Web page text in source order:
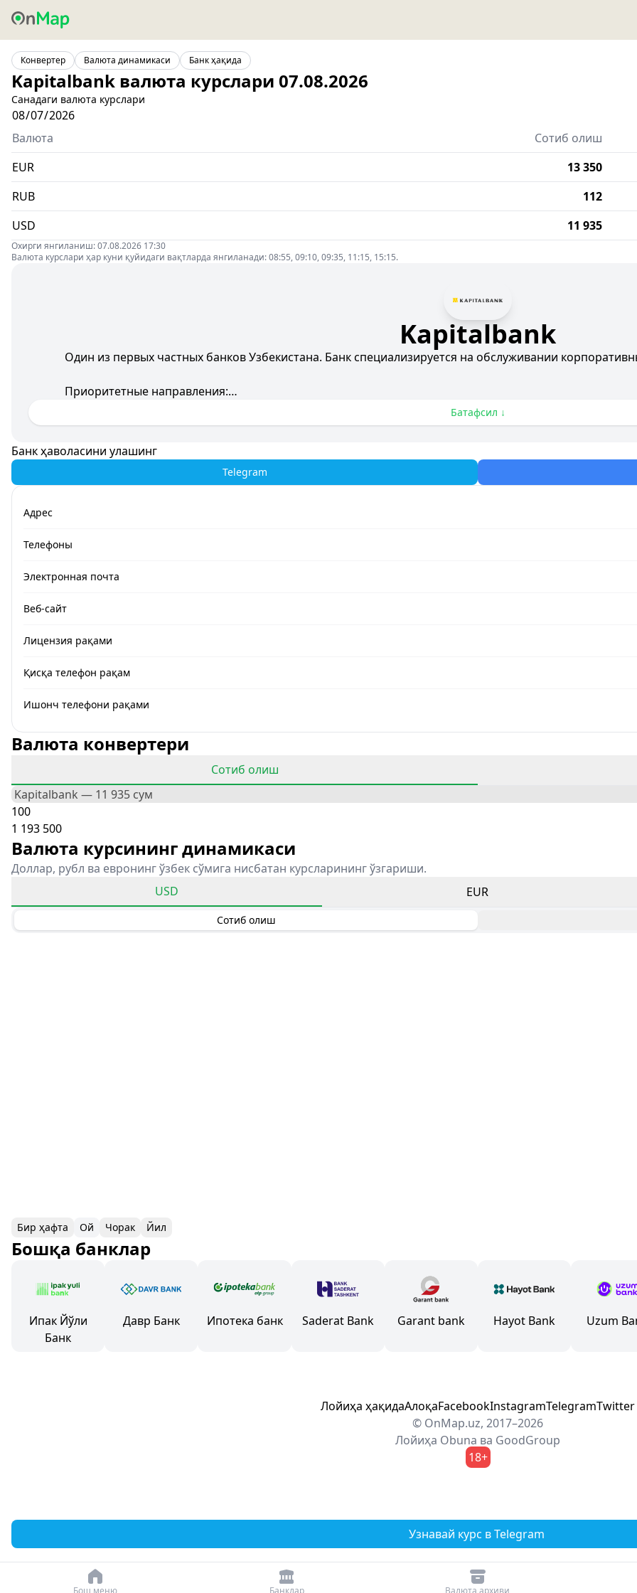
Конвертер Валюта динамикаси Банк ҳақида
Kapitalbank валюта курслари 07.08.2026
Санадаги валюта курслари
Валюта Сотиб олиш
EUR
13 350
RUB
112
USD
11 935
Охирги янгиланиш: 07.08.2026 17:30
Валюта курслари ҳар куни қуйидаги вақтларда янгиланади: 08:55, 09:10, 09:35, 11:15, 15:15.
Kapitalbank
Один из первых частных банков Узбекистана. Банк специализируется на обслуживании
Приоритетные направления:
- Розничный банкинг
- Международные операции
Батафсил ↓
Банк ҳаволасини улашинг
Telegram
Адрес
Телефоны
Электронная почта
Веб-сайт
Лицензия рақами
Қисқа телефон рақам
Ишонч телефони рақами
Валюта конвертери
Сотиб олиш
Валюта курсининг динамикаси
Доллар, рубл ва евронинг ўзбек сўмига нисбатан курсларининг ўзгариши.
USD
EUR
Сотиб олиш
Бир ҳафта Ой Чорак Йил
Бошқа банклар
Ипак Йўли
Банк
Давр Банк Ипотека банк Saderat Bank Garant bank Hayot Bank Uzum
Лойиҳа ҳақидаАлоқаFacebookInstagramTelegramTwitter
© OnMap.uz, 2017–2026
Лойиҳа Obuna ва GoodGroup
18+
Узнавай курс в Telegram
Бош меню Банклар Валюта архиви